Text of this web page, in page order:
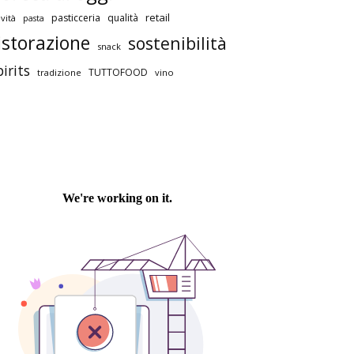
pasta pasticceria qualità retail
snack sostenibilità
tradizione TUTTOFOOD vino